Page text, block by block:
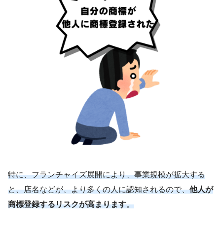
特に、フランチャイズ展開により、事業規模が拡大する
と、店名などが、より多くの人に認知されるので、他人が
商標登録するリスクが高まります。